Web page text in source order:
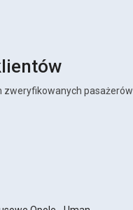
zweryfikowanych pasażerów